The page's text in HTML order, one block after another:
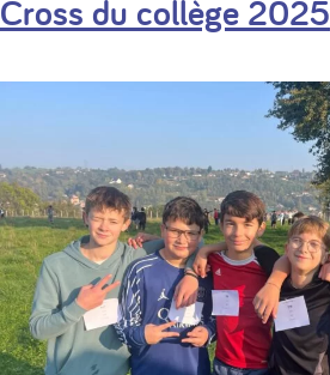
Cross du collège 2025